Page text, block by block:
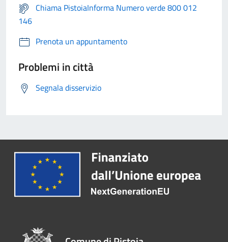
Chiama PistoiaInforma Numero verde 800 012
146
Prenota un appuntamento
Problemi in città
Segnala disservizio